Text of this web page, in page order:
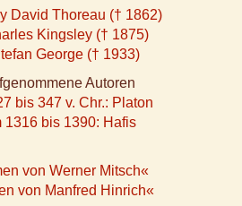
David Thoreau († 1862)
Kingsley († 1875)
George († 1933)
Autoren
bis 347 v. Chr.: Platon
1316 bis 1390: Hafis
von Werner Mitsch«
von Manfred Hinrich«